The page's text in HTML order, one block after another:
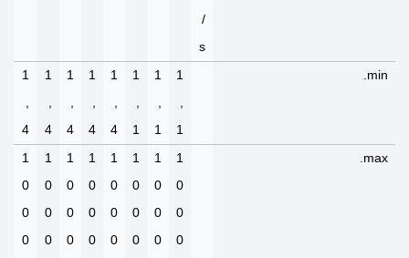
/
s
min.
1
,
1
1
,
1
1
,
1
1
,
4
1
,
4
1
,
4
1
,
4
1
,
4
max.
1
0
0
0
1
0
0
0
1
0
0
0
1
0
0
0
1
0
0
0
1
0
0
0
1
0
0
0
1
0
0
0